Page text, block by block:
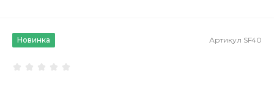
Новинка Артикул SF40